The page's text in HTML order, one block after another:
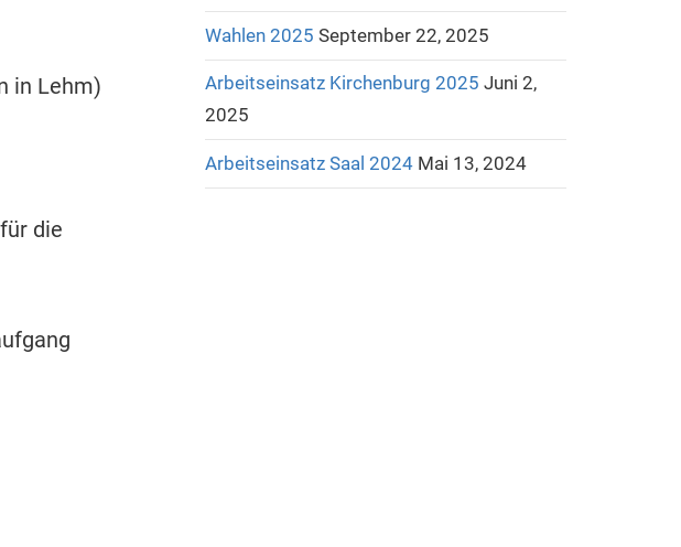
in Lehm)
die
Wahlen 2025 September 22, 2025
Arbeitseinsatz Kirchenburg 2025 Juni 2,
2025
Arbeitseinsatz Saal 2024 Mai 13, 2024